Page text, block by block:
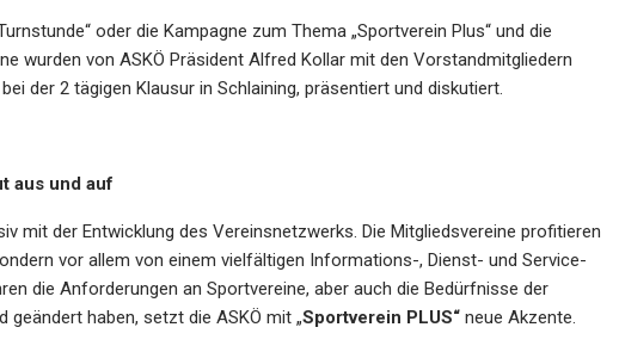
oder die Kampagne zum Thema „Sportverein Plus“ und die
wurden von ASKÖ Präsident Alfred Kollar mit den Vorstandmitgliedern
der 2 tägigen Klausur in Schlaining, präsentiert und diskutiert.
aus und auf
mit der Entwicklung des Vereinsnetzwerks. Die Mitgliedsvereine profitieren
vor allem von einem vielfältigen Informations-, Dienst- und Service-
die Anforderungen an Sportvereine, aber auch die Bedürfnisse der
haben, setzt die ASKÖ mit „Sportverein PLUS“ neue Akzente.